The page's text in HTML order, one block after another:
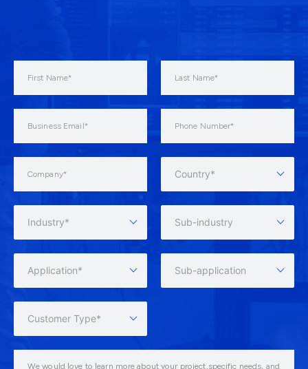
Country*
Industry* Sub-industry
Application* Sub-application
Customer Type*